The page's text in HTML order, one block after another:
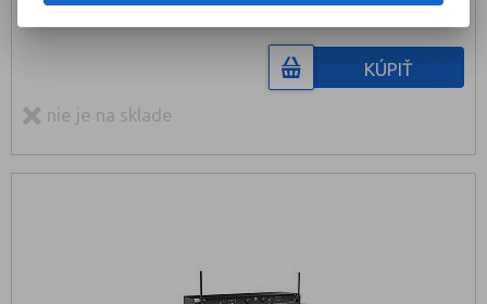
KÚPIŤ
nie je na sklade